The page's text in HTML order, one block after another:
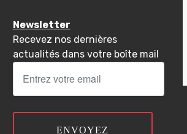
Newsletter
Recevez nos dernières
actualités dans votre boîte mail
ENVOYEZ